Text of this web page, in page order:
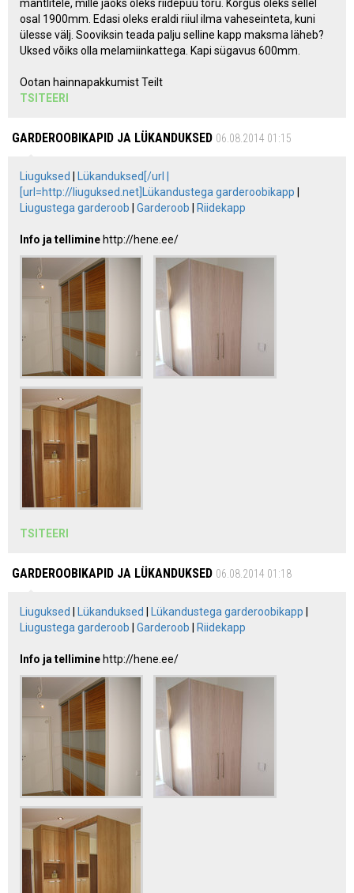
mantlitele, mille jaoks oleks riidepuu toru. Kõrgus oleks sellel
osal 1900mm. Edasi oleks eraldi riiul ilma vaheseinteta, kuni
ülesse välj. Sooviksin teada palju selline kapp maksma läheb?
Uksed võiks olla melamiinkattega. Kapi sügavus 600mm.
Ootan hainnapakkumist Teilt
TSITEERI
GARDEROOBIKAPID JA LÜKANDUKSED 06.08.2014 01:15
Liuguksed
Lükanduksed[/url |
[url=http://liuguksed.net]Lükandustega garderoobikapp
Liugustega garderoob
Garderoob Riidekapp
Info ja tellimine http://hene.ee/
TSITEERI
GARDEROOBIKAPID JA LÜKANDUKSED 06.08.2014 01:18
Liuguksed Lükanduksed Lükandustega garderoobikapp
Liugustega garderoob
Garderoob Riidekapp
Info ja tellimine http://hene.ee/